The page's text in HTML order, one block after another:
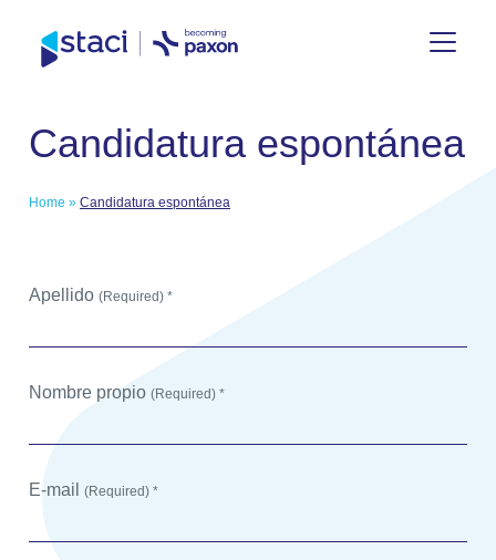
España
Candidatura espontánea
Home » Candidatura espontánea
Apellido (Required) *
Nombre propio (Required) *
E-mail (Required) *